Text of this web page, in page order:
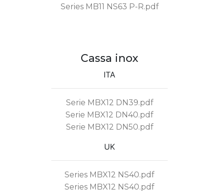
Series MB11 NS63 P-R.pdf
Cassa inox
ITA
Serie MBX12 DN39.pdf
Serie MBX12 DN40.pdf
Serie MBX12 DN50.pdf
UK
Series MBX12 NS40.pdf
Series MBX12 NS40.pdf